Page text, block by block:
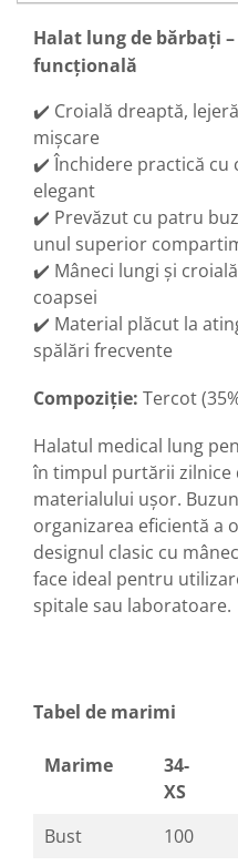
Halat lung de bărbați
funcțională
✔️ Croială dreaptă,
mișcare
✔️ Închidere practică cu
elegant
✔️ Prevăzut cu patru
unul superior
✔️ Mâneci lungi și
coapsei
✔️ Material plăcut la
spălări frecvente
Compoziție: Tercot
Halatul medical lung
în timpul purtării
materialului ușor.
organizarea eficientă a
designul clasic cu
face ideal pentru
spitale sau laboratoare.
Tabel de marimi
Marime
34-
XS
Bust
100